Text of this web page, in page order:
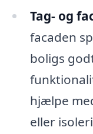
Tag- og
facaden
boligs
hjælpe
eller